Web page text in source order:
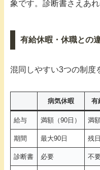
象です。診断書さえあ
有給休暇・休職との
混同しやすい3つの制度
病気休暇 有
給与 満額（90日） 満
期間 最大90日 残
診断書 必要 不